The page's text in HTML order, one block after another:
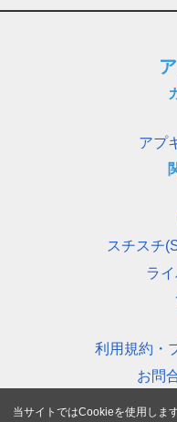
アプ
スチスチ
ラ
利用規約・
お問
当サイトではCookieを使用しま